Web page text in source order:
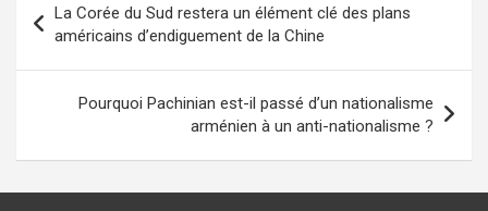
de
l’article
La Corée du Sud restera un élément clé des plans
américains d’endiguement de la Chine
Pourquoi Pachinian est-il passé d’un nationalisme
arménien à un anti-nationalisme ?